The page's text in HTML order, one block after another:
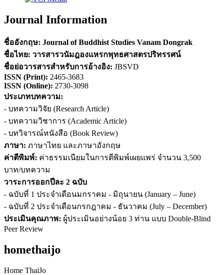
Journal Information
ชื่ออังกฤษ: Journal of Buddhist Studies Vanam Dongrak
ชื่อไทย: วารสารวนัมฎองแหรกพุทธศาสตรปริทรรศน์
ชื่อย่อวารสารสำหรับการอ้างอิง: JBSVD
ISSN (Print): 2465-3683
ISSN (Online): 2730-3098
ประเภทบทความ:
- บทความวิจัย (Research Article)
- บทความวิชาการ (Academic Article)
- บทวิจารณ์หนังสือ (Book Review)
ภาษา: ภาษาไทย และภาษาอังกฤษ
ค่าตีพิมพ์: ค่าธรรมเนียมในการตีพิมพ์เผยแพร่ จำนวน 3,500
บาท/บทความ
วาระการออกปีละ 2 ฉบับ
- ฉบับที่ 1 ประจำเดือนมกราคม - มิถุนายน (January – June)
- ฉบับที่ 2 ประจำเดือนกรกฎาคม - ธันวาคม (July – December)
ประเมินคุณภาพ: ผู้ประเมินอย่างน้อย 3 ท่าน แบบ Double-Blind
Peer Review
homethaijo
Home ThaiJo